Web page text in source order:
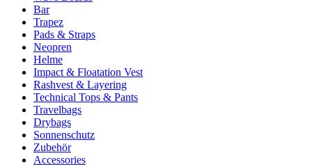
Bar
Trapez
Pads & Straps
Neopren
Helme
Impact & Floatation Vest
Rashvest & Layering
Technical Tops & Pants
Travelbags
Drybags
Sonnenschutz
Zubehör
Accessories